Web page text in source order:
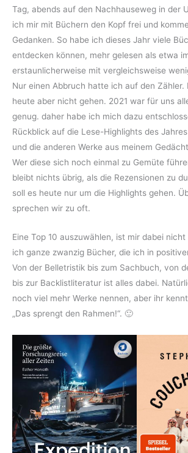
Tag, abends auf den Nachhauseweg in der
ich mir mit Büchern den Kopf frei und
Gedanken. So habe ich dieses Jahr viele
entdecken können, mehr gelesen als etwa
erstaunlicherweise mit vergleichsweise
Nur einen Abbruch hatte ich auf den Zähler.
heute aber nicht gehen. 2021 war für uns
genug. daher habe ich mich dazu
Rückblick auf die Lese-Highlights des
und die anderen Werke aus meinem
Wer diese sich noch einmal zu Gemüte
bleibt nichts übrig, als die Rezensionen zu
soll es heute nur um die Highlights gehen.
sprechen wir zu oft.
Eine Top 10 auszuwählen, ist mir dabei
ich ganze zwanzig Bücher, die ich in
Von der Belletristik bis zum Sachbuch, von
bis zur Backlistliteratur ist alles dabei.
noch viel mehr Werke nennen, aber ihr
„Das sprengt den Rahmen!“. 🙂